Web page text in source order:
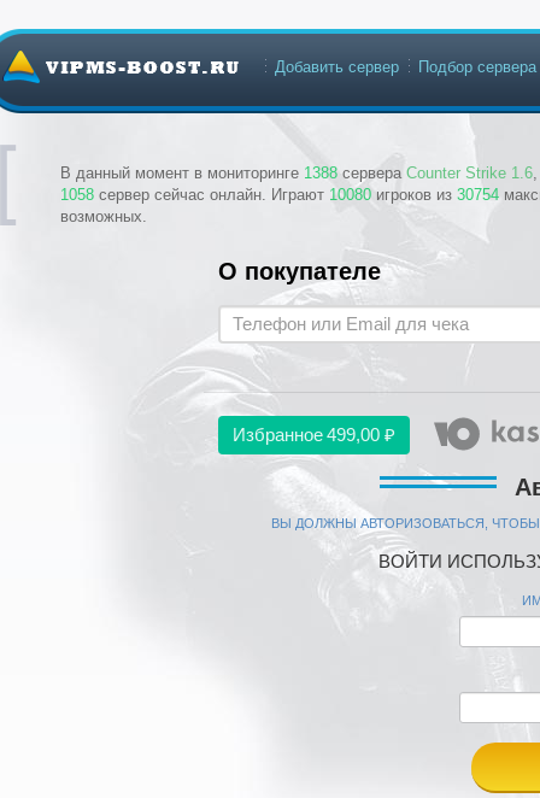
В данный момент в мониторинге 1388 сервера Counter Strike 1.6
1058 сервер сейчас онлайн. Играют 10080 игроков из 30754
возможных.
Добавить сервер Подбор сервера
О покупателе
Избранное499,00 ₽
ВЫ ДОЛЖНЫ АВТОРИЗОВАТЬСЯ,
ВОЙТИ